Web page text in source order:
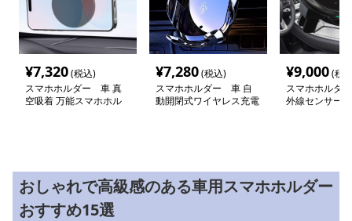
¥7,320(税込)
スマホホルダー 車 真
空吸着 万能スマホホル
¥7,280(税込)
スマホホルダー 車 自
動開閉式ワイヤレス充電
¥9,000(税
スマホホルダ
外線センサー
おしゃれで高級感のある車用スマホホルダー
おすすめ15選